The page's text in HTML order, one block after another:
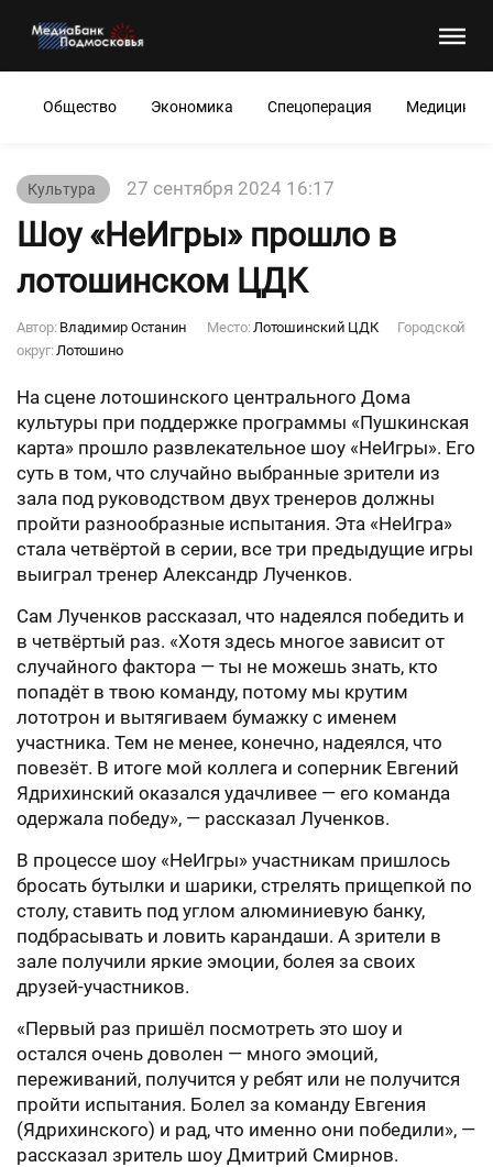
Общество Экономика Спецоперация Медицина
Культура 27 сентября 2024 16:17
Шоу «НеИгры» прошло в
лотошинском ЦДК
Автор: Владимир Останин Место:Лотошинский ЦДК
Городской
округ:Лотошино
На сцене лотошинского центрального Дома
культуры при поддержке программы «Пушкинская
карта» прошло развлекательное шоу «НеИгры». Его
суть в том, что случайно выбранные зрители из
зала под руководством двух тренеров должны
пройти разнообразные испытания. Эта «НеИгра»
стала четвёртой в серии, все три предыдущие игры
выиграл тренер Александр Лученков.
Сам Лученков рассказал, что надеялся победить и
в четвёртый раз. «Хотя здесь многое зависит от
случайного фактора — ты не можешь знать, кто
попадёт в твою команду, потому мы крутим
лототрон и вытягиваем бумажку с именем
участника. Тем не менее, конечно, надеялся, что
повезёт. В итоге мой коллега и соперник Евгений
Ядрихинский оказался удачливее — его команда
одержала победу», — рассказал Лученков.
В процессе шоу «НеИгры» участникам пришлось
бросать бутылки и шарики, стрелять прищепкой по
столу, ставить под углом алюминиевую банку,
подбрасывать и ловить карандаши. А зрители в
зале получили яркие эмоции, болея за своих
друзей-участников.
«Первый раз пришёл посмотреть это шоу и
остался очень доволен — много эмоций,
переживаний, получится у ребят или не получится
пройти испытания. Болел за команду Евгения
(Ядрихинского) и рад, что именно они победили», —
рассказал зритель шоу Дмитрий Смирнов.